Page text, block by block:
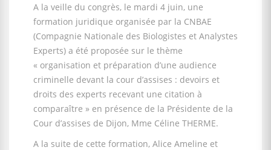
A la veille du congrès, le mardi 4 juin, une
formation juridique organisée par la CNBAE
(Compagnie Nationale des Biologistes et Analystes
Experts) a été proposée sur le thème
« organisation et préparation d’une audience
criminelle devant la cour d’assises : devoirs et
droits des experts recevant une citation à
comparaître » en présence de la Présidente de la
Cour d’assises de Dijon, Mme Céline THERME.
A la suite de cette formation, Alice Ameline et